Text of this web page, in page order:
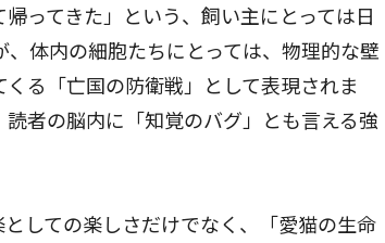
ってきた」という、飼い主にとっては日
体内の細胞たちにとっては、物理的な壁
る「亡国の防衛戦」として表現されま
者の脳内に「知覚のバグ」とも言える強
しての楽しさだけでなく、「愛猫の生命